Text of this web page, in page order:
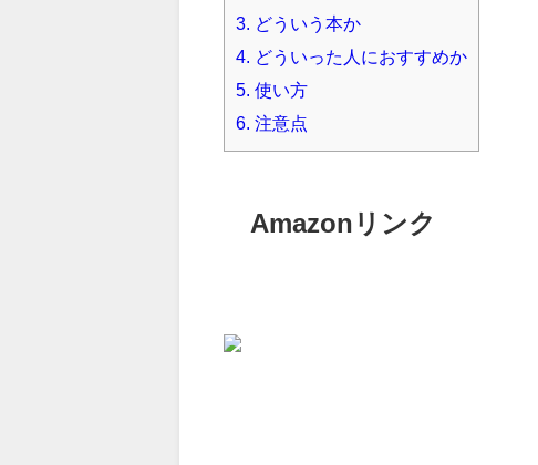
3.
どういう本か
4.
どういった人におすすめか
5. 使い方
6. 注意点
Amazonリンク